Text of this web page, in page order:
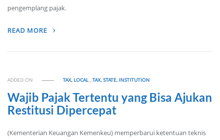
pengemplang pajak.
READ MORE
ADDED ON TAX, LOCAL,TAX, STATE, INSTITUTION
Wajib Pajak Tertentu yang Bisa Ajukan
Restitusi Dipercepat
(Kementerian Keuangan Kemenkeu) memperbarui ketentuan teknis